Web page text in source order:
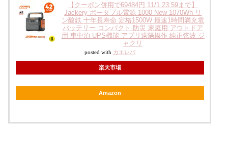
【クーポン併用で69484円 11/1 23:59まで】
Jackery ポータブル電源 1000 New 1070Wh リ
ン酸鉄 十年長寿命 定格1500W 最速1時間満充電
バッテリー コンパクト 防災 家庭用 アウトドア
用 車中泊 UPS機能 アプリ遠隔操作 純正弦波 ジ
ャクリ
posted with カエレバ
楽天市場
Amazon